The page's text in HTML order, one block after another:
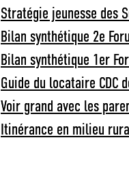
Stratégie jeunesse des
Bilan synthétique 2e
Bilan synthétique 1er
Guide du locataire CDC
Voir grand avec les
Itinérance en milieu